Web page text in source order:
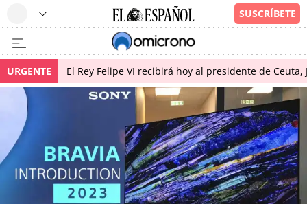
URGENTE El Rey Felipe VI recibirá hoy al presidente de Ceuta,